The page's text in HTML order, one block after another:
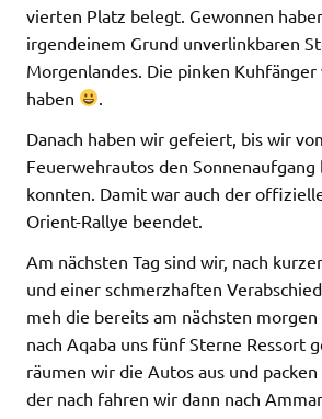
vierten Platz belegt. Gewonnen
irgendeinem Grund unverlinkbaren
Morgenlandes. Die pinken
haben
Danach haben wir gefeiert, bis wir
Feuerwehrautos den Sonnenaufgang
konnten. Damit war auch der
Orient-Rallye beendet.
Am nächsten Tag sind wir, nach
und einer schmerzhaften
meh die bereits am nächsten
nach Aqaba uns fünf Sterne Ressort
räumen wir die Autos aus und packen
der nach fahren wir dann nach